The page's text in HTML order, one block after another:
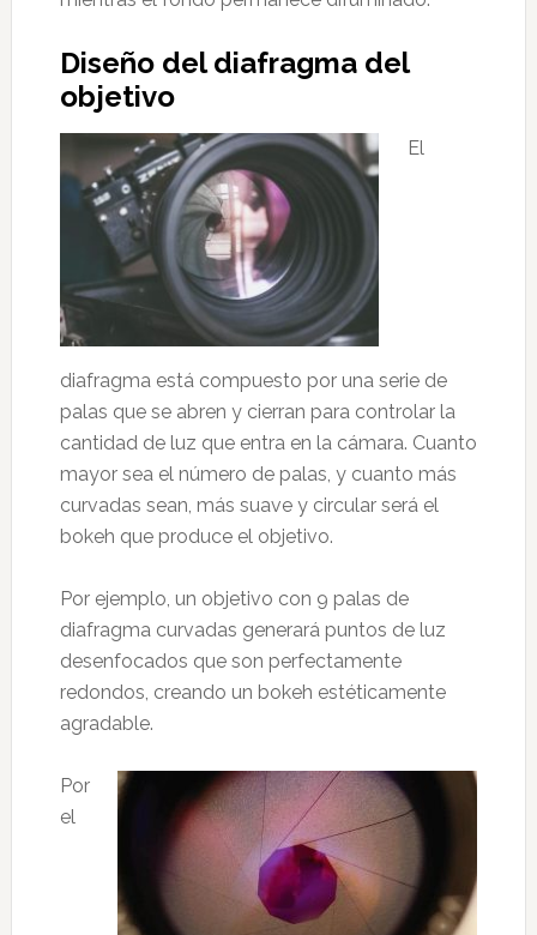
Diseño del diafragma del
objetivo
El
diafragma está compuesto por una serie de
palas que se abren y cierran para controlar la
cantidad de luz que entra en la cámara. Cuanto
mayor sea el número de palas, y cuanto más
curvadas sean, más suave y circular será el
bokeh que produce el objetivo.
Por ejemplo, un objetivo con 9 palas de
diafragma curvadas generará puntos de luz
desenfocados que son perfectamente
redondos, creando un bokeh estéticamente
agradable.
Por
el